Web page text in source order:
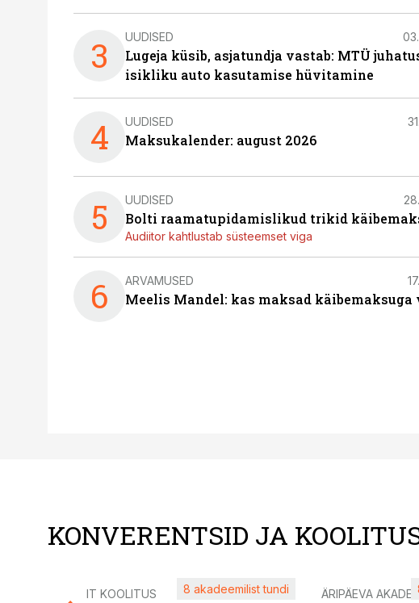
3 UUDISED
Lugeja küsib, asjatundja vastab: MTÜ
isikliku auto kasutamise hüvitamine
4 UUDISED
Maksukalender: august 2026
5 UUDISED
Bolti raamatupidamislikud trikid
Audiitor kahtlustab süsteemset viga
6 ARVAMUSED
Meelis Mandel: kas maksad
KONVERENTSID JA
IT KOOLITUS 8 akadeemilist tundi ÄRIPÄEVA